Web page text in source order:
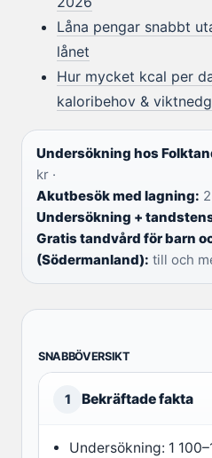
Låna pengar snabbt
lånet
Hur mycket kcal per
kaloribehov &
Undersökning hos
kr ·
Akutbesök med lagning:
Undersökning +
Gratis tandvård för barn
(Södermanland): till och
SNABBÖVERSIKT
1 Bekräftade fakta
Undersökning: 1